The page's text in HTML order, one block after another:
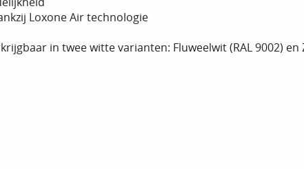
Loxone Air technologie
in twee witte varianten: Fluweelwit (RAL 9002) en